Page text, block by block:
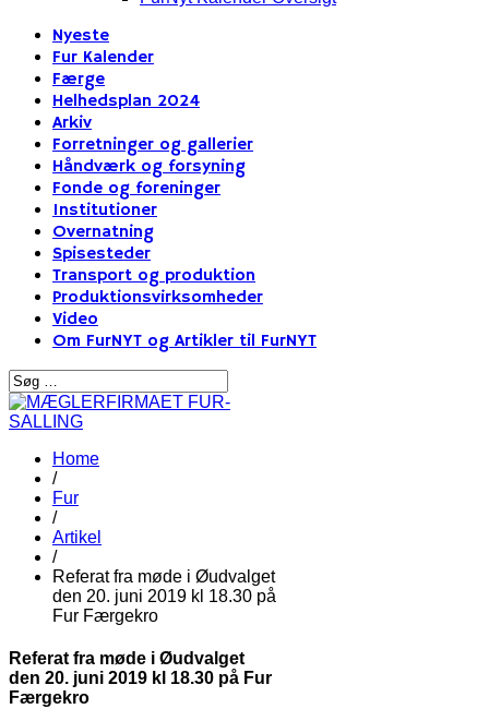
Nyeste
Fur Kalender
Færge
Helhedsplan 2024
Arkiv
Forretninger og gallerier
Håndværk og forsyning
Fonde og foreninger
Institutioner
Overnatning
Spisesteder
Transport og produktion
Produktionsvirksomheder
Video
Om FurNYT og Artikler til FurNYT
Home
/
Fur
/
Artikel
/
Referat fra møde i Øudvalget
den 20. juni 2019 kl 18.30 på
Fur Færgekro
Referat fra møde i Øudvalget
den 20. juni 2019 kl 18.30 på Fur
Færgekro